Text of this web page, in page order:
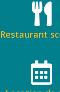
Restaurant